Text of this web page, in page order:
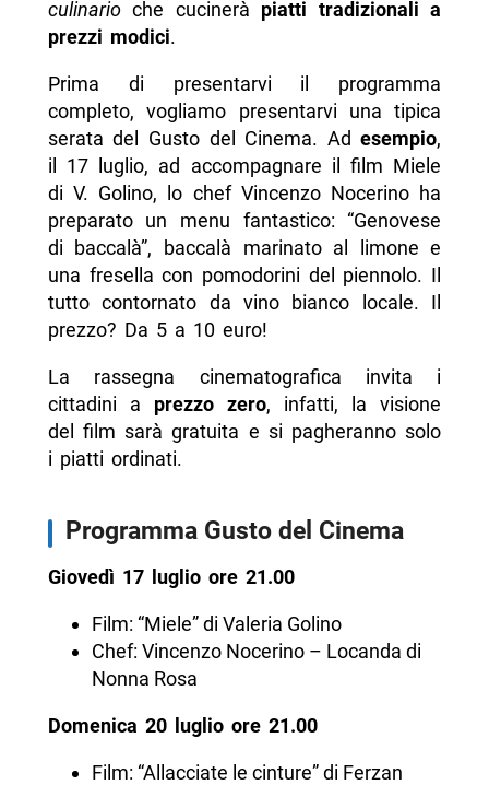
culinarioche cucinerà piatti tradizionali a
prezzi modici.
Prima di presentarvi il programma
completo, vogliamo presentarvi una tipica
serata del Gusto del Cinema. Adesempio,
il 17 luglio, ad accompagnare il film Miele
di V. Golino, lo chef Vincenzo Nocerino ha
preparato un menu fantastico: “Genovese
di baccalà”, baccalà marinato al limone e
una fresella con pomodorini del piennolo. Il
tutto contornato da vino bianco locale. Il
prezzo? Da 5 a 10 euro!
La rassegna cinematografica invita i
cittadini a prezzo zero, infatti, la visione
del film sarà gratuita e si pagheranno solo
i piatti ordinati.
Programma Gusto del Cinema
Giovedì 17 luglio ore 21.00
Film: “Miele” di Valeria Golino
Chef: Vincenzo Nocerino – Locanda di
Nonna Rosa
Domenica 20 luglio ore 21.00
Film: “Allacciate le cinture” di Ferzan